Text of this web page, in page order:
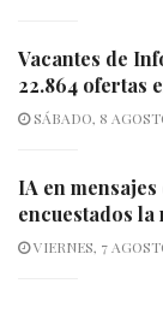
Vacantes de
22.864 ofertas
SÁBADO, 8
IA en
encuestados la
VIERNES, 7